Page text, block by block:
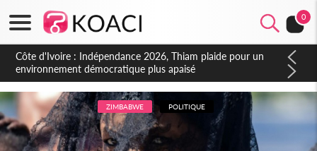
0
Côte d'Ivoire : Concours INFAS 2026, les convocations
seront disponibles à compter du samedi
ZIMBABWE POLITIQUE